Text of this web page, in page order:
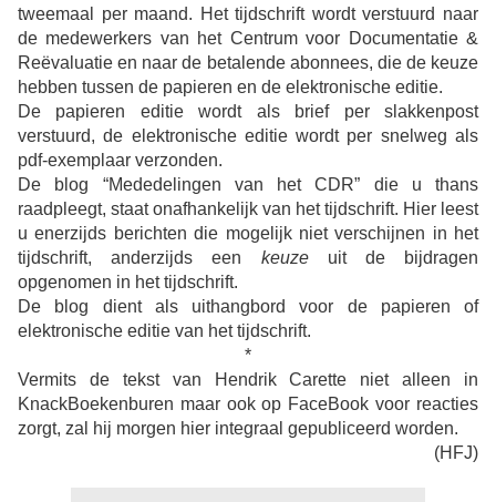
tweemaal per maand. Het tijdschrift wordt verstuurd naar
de medewerkers van het Centrum voor Documentatie &
Reëvaluatie en naar de betalende abonnees, die de keuze
hebben tussen de papieren en de elektronische editie.
De papieren editie wordt als brief per slakkenpost
verstuurd, de elektronische editie wordt per snelweg als
pdf-exemplaar verzonden.
De blog “Mededelingen van het CDR” die u thans
raadpleegt, staat onafhankelijk van het tijdschrift. Hier leest
u enerzijds berichten die mogelijk niet verschijnen in het
tijdschrift, anderzijds een keuzeuit de bijdragen
opgenomen in het tijdschrift.
De blog dient als uithangbord voor de papieren of
elektronische editie van het tijdschrift.
*
Vermits de tekst van Hendrik Carette niet alleen in
KnackBoekenburen maar ook op FaceBook voor reacties
zorgt, zal hij morgen hier integraal gepubliceerd worden.
(HFJ)